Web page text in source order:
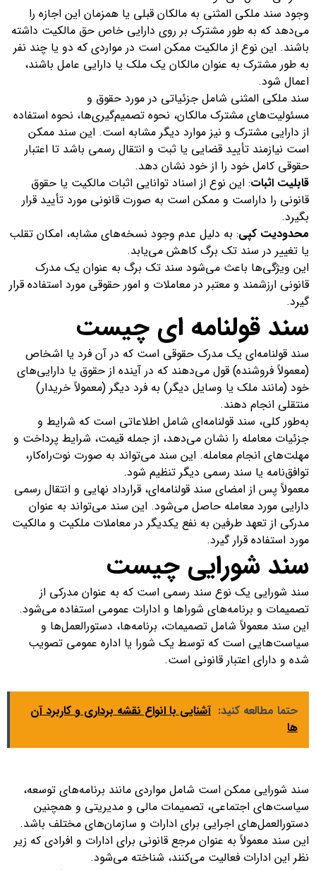
وجود سند ملکی المثنی به مالکان قبلی یا همزمان این اجازه را
می‌دهد که به طور مشترک بر روی دارایی خاص حق مالکیت داشته
باشند. این نوع از مالکیت ممکن است در مواردی که دو یا چند نفر
به طور مشترک به عنوان مالکان یک ملک یا دارایی عامل باشند،
اعمال شود.
سند ملکی المثنی شامل جزئیاتی در مورد حقوق و
مسئولیت‌های مشترک مالکان، نحوه تصمیم‌گیری‌ها، نحوه استفاده
از دارایی مشترک و نیز موارد دیگر مشابه است. این سند ممکن
است نیازمند تأیید قضایی یا ثبت و انتقال رسمی باشد تا اعتبار
حقوقی کامل خود را از خود نشان دهد.
قابلیت اثبات: این نوع از اسناد توانایی اثبات مالکیت یا حقوق
قانونی را داراست و ممکن است به صورت قانونی مورد تأیید قرار
بگیرد.
محدودیت کپی: به دلیل عدم وجود نسخه‌های مشابه، امکان تقلب
یا تغییر در سند تک برگ کاهش می‌یابد.
این ویژگی‌ها باعث می‌شود سند تک برگ به عنوان یک مدرک
قانونی ارزشمند و معتبر در معاملات و امور حقوقی مورد استفاده قرار
گیرد.
سند قولنامه ای چیست
سند قولنامه‌ای یک مدرک حقوقی است که در آن فرد یا اشخاص
(معمولاً فروشنده) قول می‌دهند که در آینده از حقوق یا دارایی‌های
خود (مانند ملک یا وسایل دیگر) به فرد دیگر (معمولاً خریدار)
منتقلی انجام دهند.
به‌طور کلی، سند قولنامه‌ای شامل اطلاعاتی است که شرایط و
جزئیات معامله را نشان می‌دهد، از جمله قیمت، شرایط پرداخت و
مهلت‌های انجام معامله. این سند می‌تواند به صورت نوت‌راه‌کار،
توافق‌نامه یا سند رسمی دیگر تنظیم شود.
معمولاً پس از امضای سند قولنامه‌ای، قرارداد نهایی و انتقال رسمی
دارایی مورد معامله حاصل می‌شود. این سند می‌تواند به عنوان
مدرکی از تعهد طرفین به نفع یکدیگر در معاملات ملکیت و مالکیت
مورد استفاده قرار گیرد.
سند شورایی چیست
سند شورایی یک نوع سند رسمی است که به عنوان مدرکی از
تصمیمات و برنامه‌های شوراها و ادارات عمومی استفاده می‌شود.
این سند معمولاً شامل تصمیمات، برنامه‌ها، دستورالعمل‌ها و
سیاست‌هایی است که توسط یک شورا یا اداره عمومی تصویب
شده و دارای اعتبار قانونی است.
حتما مطالعه کنید: آشنایی با انواع نقشه برداری و کاربرد آن
ها
سند شورایی ممکن است شامل مواردی مانند برنامه‌های توسعه،
سیاست‌های اجتماعی، تصمیمات مالی و مدیریتی و همچنین
دستورالعمل‌های اجرایی برای ادارات و سازمان‌های مختلف باشد.
این سند معمولاً به عنوان مرجع قانونی برای ادارات و افرادی که زیر
نظر این ادارات فعالیت می‌کنند، شناخته می‌شود.